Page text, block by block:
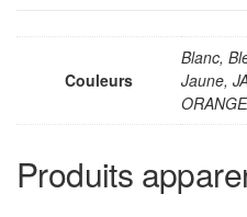
Couleurs
Blanc,
Jaune,
Produits